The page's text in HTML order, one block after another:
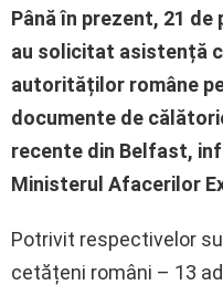
Până în prezent, 21
au solicitat asistență
autorităților române
documente de
recente din Belfast,
Ministerul Afacerilor
Potrivit respectivelor
cetățeni români – 13